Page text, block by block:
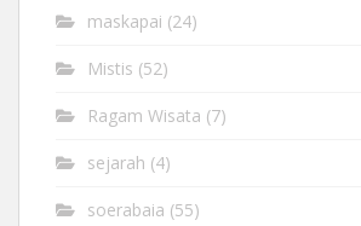
maskapai (24)
Mistis (52)
Ragam Wisata (7)
sejarah (4)
soerabaia (55)